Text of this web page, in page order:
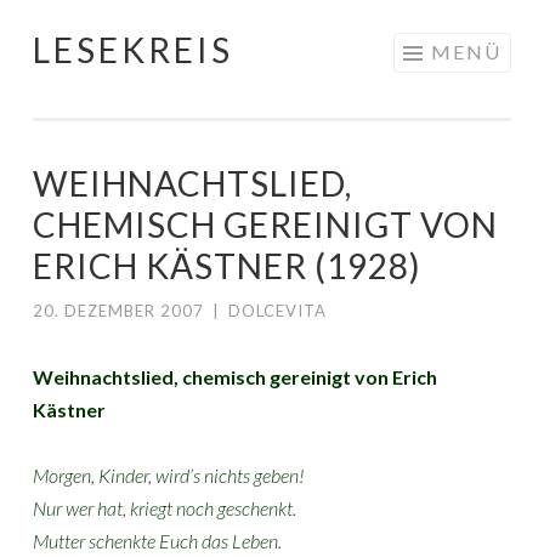
Springe
LESEKREIS MENÜ
WEIHNACHTSLIED,
CHEMISCH GEREINIGT VON
ERICH KÄSTNER (1928)
20. DEZEMBER 2007 DOLCEVITA
Weihnachtslied, chemisch gereinigt von Erich
Kästner
Morgen, Kinder, wird’s nichts geben!
Nur wer hat, kriegt noch geschenkt.
Mutter schenkte Euch das Leben.